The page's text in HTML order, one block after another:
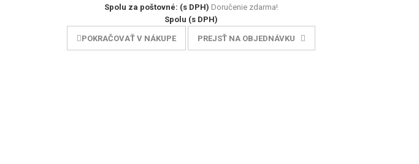
Spolu za poštovné: (s DPH) Doručenie zdarma!
Spolu (s DPH)
POKRAČOVAŤ V NÁKUPE PREJSŤ NA OBJEDNÁVKU